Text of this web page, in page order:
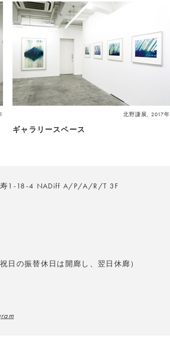
北野謙展, 2017年
ギャラリースペース
寿1-18-4 NADiff A/P/A/R/T 3F
日の振替休日は開廊し、翌日休廊）